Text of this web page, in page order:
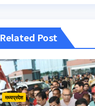
Related Post
मध्यप्रदेश